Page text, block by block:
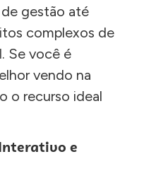
gestão até
complexos de
Se você é
vendo na
o recurso ideal
e